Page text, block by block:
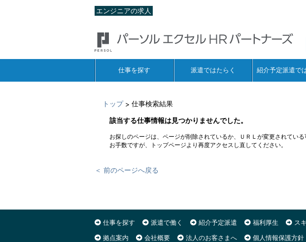
エンジニアの求人
仕事を探す 派遣ではたらく 紹介予定派遣で
トップ > 仕事検索結果
該当する仕事情報は見つかりませんでした。
お探しのページは、ページが削除されているか、ＵＲＬが変更されている
お手数ですが、トップページより再度アクセスし直してください。
＜ 前のページへ戻る
仕事を探す 派遣で働く 紹介予定派遣 福利厚生 ス
拠点案内
会社概要 法人のお客さまへ 個人情報保護方針